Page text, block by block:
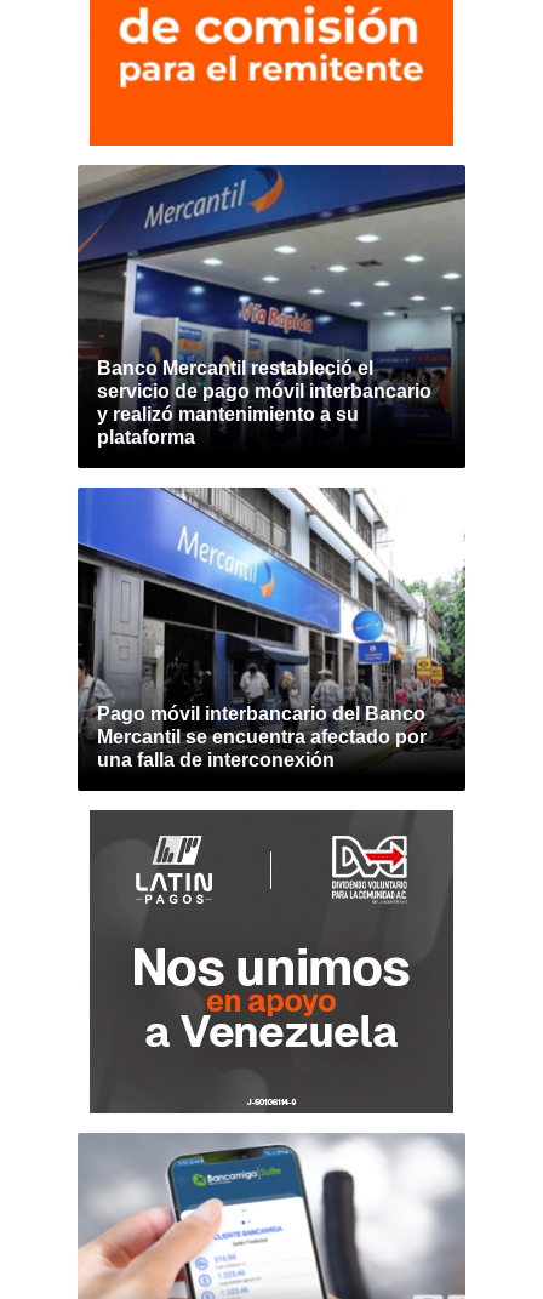
Banco Mercantil restableció el
servicio de pago móvil interbancario
y realizó mantenimiento a su
plataforma
Pago móvil interbancario del Banco
Mercantil se encuentra afectado por
una falla de interconexión